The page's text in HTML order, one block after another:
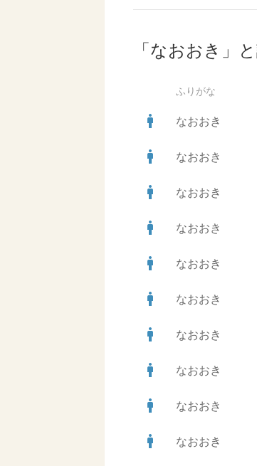
「なおおき」
ふりがな
man なおおき
man なおおき
man なおおき
man なおおき
man なおおき
man なおおき
man なおおき
man なおおき
man なおおき
man なおおき